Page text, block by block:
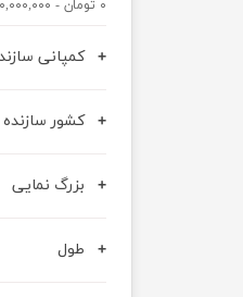
۰ تومان - ۹۰,۰۰۰,۰۰۰ تومان
کمپانی
کشور سازنده
بزرگ نمایی
طول